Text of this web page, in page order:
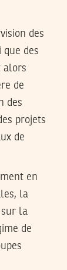
des
que des
alors
de
des
projets
de
en
la
sur la
de